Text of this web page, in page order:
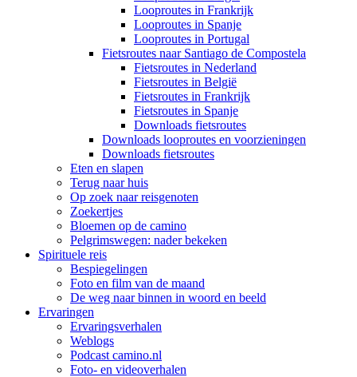
Looproutes in Frankrijk
Looproutes in Spanje
Looproutes in Portugal
Fietsroutes naar Santiago de Compostela
Fietsroutes in Nederland
Fietsroutes in België
Fietsroutes in Frankrijk
Fietsroutes in Spanje
Downloads fietsroutes
Downloads looproutes en voorzieningen
Downloads fietsroutes
Eten en slapen
Terug naar huis
Op zoek naar reisgenoten
Zoekertjes
Bloemen op de camino
Pelgrimswegen: nader bekeken
Spirituele reis
Bespiegelingen
Foto en film van de maand
De weg naar binnen in woord en beeld
Ervaringen
Ervaringsverhalen
Weblogs
Podcast camino.nl
Foto- en videoverhalen